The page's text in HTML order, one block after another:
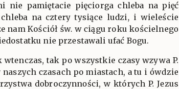
nie pamiętacie pięciorga chleba na pięć
na cztery tysiące ludzi, i wieleście
nam Kościół św. w ciągu roku kościelnego
nie przestawali ufać Bogu.
tak po wszystkie czasy wzywa P.
czasach po miastach, a tu i ówdzie
dobroczynności, w których P. Jezus